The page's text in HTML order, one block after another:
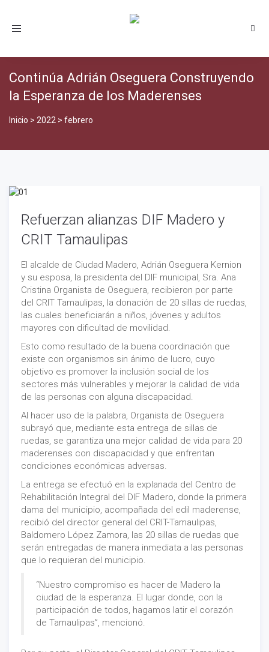
Toggle
Continúa Adrián Oseguera Construyendo
la Esperanza de los Maderenses
Inicio > 2022 > febrero
Refuerzan alianzas DIF Madero y
CRIT Tamaulipas
El alcalde de Ciudad Madero, Adrián Oseguera Kernion
y su esposa, la presidenta del DIF municipal, Sra. Ana
Cristina Organista de Oseguera, recibieron por parte
del CRIT Tamaulipas, la donación de 20 sillas de ruedas,
las cuales beneficiarán a niños, jóvenes y adultos
mayores con dificultad de movilidad.
Esto como resultado de la buena coordinación que
existe con organismos sin ánimo de lucro, cuyo
objetivo es promover la inclusión social de los
sectores más vulnerables y mejorar la calidad de vida
de las personas con alguna discapacidad.
Al hacer uso de la palabra, Organista de Oseguera
subrayó que, mediante esta entrega de sillas de
ruedas, se garantiza una mejor calidad de vida para 20
maderenses con discapacidad y que enfrentan
condiciones económicas adversas.
La entrega se efectuó en la explanada del Centro de
Rehabilitación Integral del DIF Madero, donde la primera
dama del municipio, acompañada del edil maderense,
recibió del director general del CRIT-Tamaulipas,
Baldomero López Zamora, las 20 sillas de ruedas que
serán entregadas de manera inmediata a las personas
que lo requieran del municipio.
“Nuestro compromiso es hacer de Madero la
ciudad de la esperanza. El lugar donde, con la
participación de todos, hagamos latir el corazón
de Tamaulipas”, mencionó.